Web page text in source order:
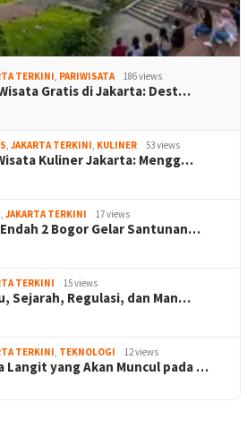
TERKINI, PARIWISATA 186 views
Gratis di Jakarta: Dest…
, JAKARTA TERKINI, KULINER 53 views
Kuliner Jakarta: Mengg…
, JAKARTA TERKINI 17 views
2 Bogor Gelar Santunan…
TERKINI 15 views
Sejarah, Regulasi, dan Man…
TERKINI, TEKNOLOGI 12 views
Langit yang Akan Muncul pada …